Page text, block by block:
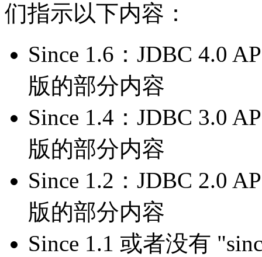
们指示以下内容：
Since 1.6：JDBC 4.0
版的部分内容
Since 1.4：JDBC 3.0
版的部分内容
Since 1.2：JDBC 2.0
版的部分内容
Since 1.1 或者没有